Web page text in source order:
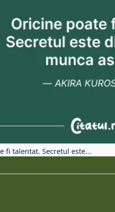
fi talentat. Secretul este...